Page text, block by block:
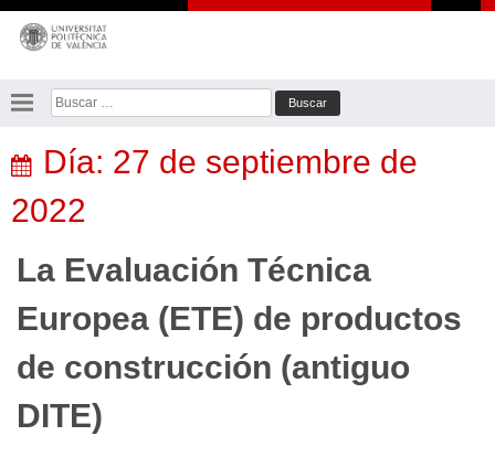
Saltar
contenido
Buscar:
Día: 27 de septiembre de
2022
La Evaluación Técnica
Europea (ETE) de productos
de construcción (antiguo
DITE)